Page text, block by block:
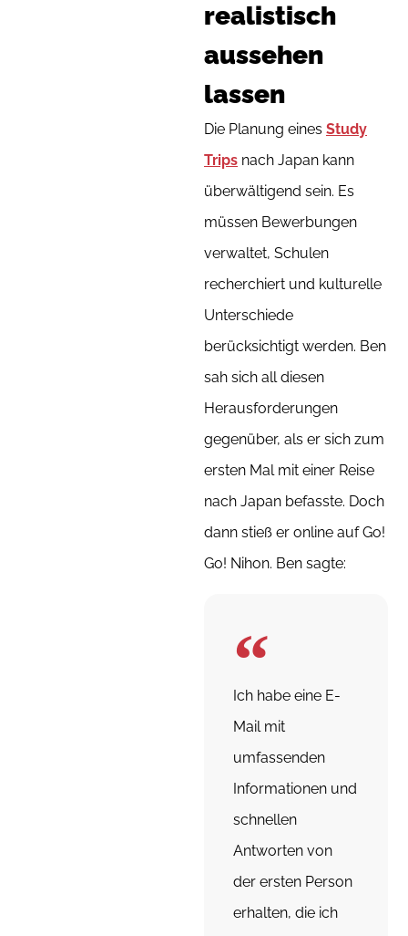
realistisch
aussehen
lassen
Die Planung eines Study
Trips nach Japan kann
überwältigend sein. Es
müssen Bewerbungen
verwaltet, Schulen
recherchiert und kulturelle
Unterschiede
berücksichtigt werden. Ben
sah sich all diesen
Herausforderungen
gegenüber, als er sich zum
ersten Mal mit einer Reise
nach Japan befasste. Doch
dann stieß er online auf Go!
Go! Nihon. Ben sagte:
Ich habe eine E-
Mail mit
umfassenden
Informationen und
schnellen
Antworten von
der ersten Person
erhalten, die ich